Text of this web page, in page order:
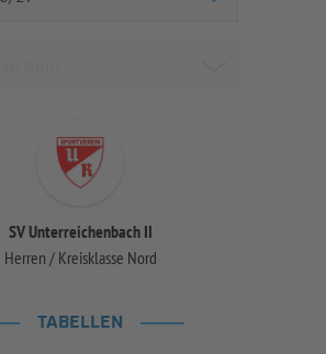
SV Unterreichenbach II
Herren / Kreisklasse Nord
TABELLEN